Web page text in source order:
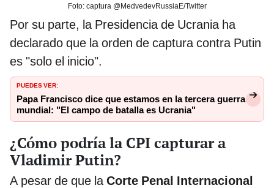
Foto: captura @MedvedevRussiaE/Twitter
Por su parte, la Presidencia de Ucrania ha
declarado que la orden de captura contra Putin
es "solo el inicio".
PUEDES VER:
Papa Francisco dice que estamos en la tercera guerra
mundial: "El campo de batalla es Ucrania"
¿Cómo podría la CPI capturar a
Vladimir Putin?
A pesar de que la Corte Penal Internacional